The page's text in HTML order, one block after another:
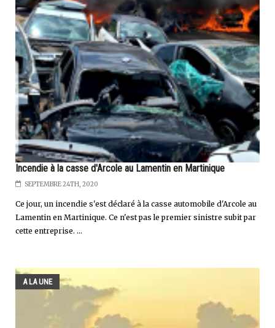
Incendie à la casse d'Arcole au Lamentin en Martinique
SEPTEMBRE 24TH, 2020
Ce jour, un incendie s'est déclaré à la casse automobile d'Arcole au
Lamentin en Martinique. Ce n'est pas le premier sinistre subit par
cette entreprise. ...
A LA UNE